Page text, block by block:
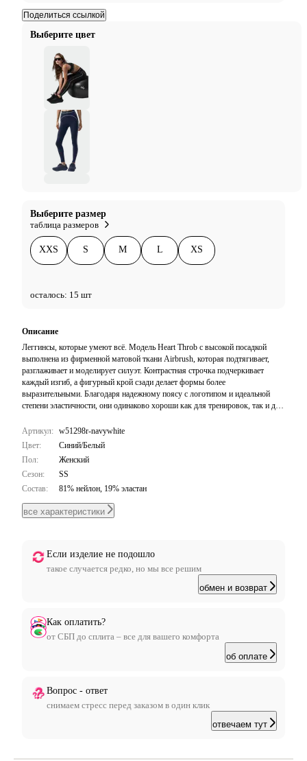
Выберите цвет
Выберите размер
таблица размеров
XXS S M L XS
осталось: 15 шт
Поделиться ссылкой
Описание
Леггинсы, которые умеют всё. Модель Heart Throb с высокой посадкой
выполнена из фирменной матовой ткани Airbrush, которая подтягивает,
разглаживает и моделирует силуэт. Контрастная строчка подчеркивает
каждый изгиб, а фигурный крой сзади делает формы более
выразительными. Благодаря надежному поясу с логотипом и идеальной
степени эластичности, они одинаково хороши как для тренировок, так и для
для сногсшибательного вида.
Артикул: w51298r-navywhite
Цвет:
Синий/Белый
Пол:
Женский
Сезон:
SS
Состав:
81% нейлон, 19% эластан
все характеристики
Если изделие не подошло
такое случается редко, но мы все решим
обмен и возврат
Как оплатить?
от СБП до сплита – все для вашего комфорта
об оплате
Вопрос - ответ
снимаем стресс перед заказом в один клик
отвечаем тут